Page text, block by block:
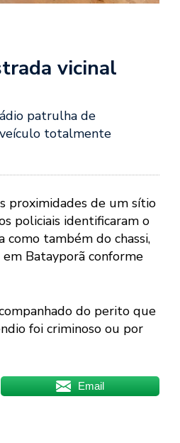
vicinal
patrulha de
totalmente
proximidades de um sítio
policiais identificaram o
como também do chassi,
Batayporã conforme
do perito que
foi criminoso ou por
Email